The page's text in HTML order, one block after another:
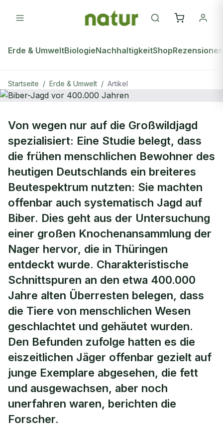
Erde & UmweltBiologieNachhaltigkeitShopRezensionen
Startseite / Erde & Umwelt / Artikel
Biber-Jagd vor 400.000 Jahren
Von wegen nur auf die Großwildjagd
spezialisiert: Eine Studie belegt, dass
die frühen menschlichen Bewohner des
heutigen Deutschlands ein breiteres
Beutespektrum nutzten: Sie machten
offenbar auch systematisch Jagd auf
Biber. Dies geht aus der Untersuchung
einer großen Knochenansammlung der
Nager hervor, die in Thüringen
entdeckt wurde. Charakteristische
Schnittspuren an den etwa 400.000
Jahre alten Überresten belegen, dass
die Tiere von menschlichen Wesen
geschlachtet und gehäutet wurden.
Den Befunden zufolge hatten es die
eiszeitlichen Jäger offenbar gezielt auf
junge Exemplare abgesehen, die fett
und ausgewachsen, aber noch
unerfahren waren, berichten die
Forscher.